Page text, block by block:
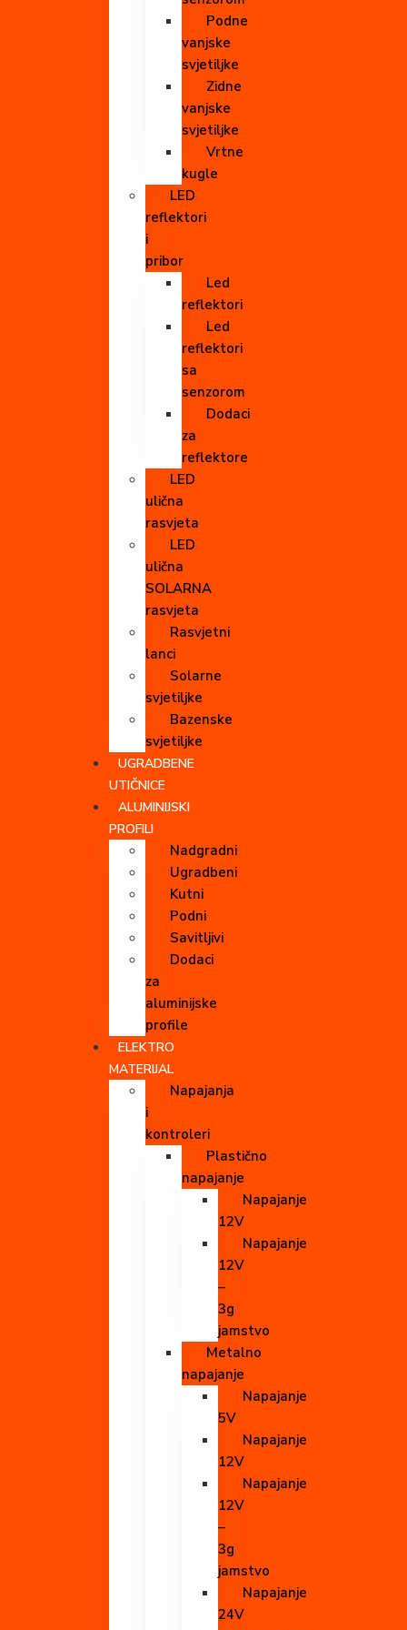
Podne
vanjske
svjetiljke
Zidne
vanjske
svjetiljke
Vrtne
kugle
LED
reflektori
i
pribor
Led
reflektori
Led
reflektori
sa
senzorom
Dodaci
za
reflektore
LED
ulična
rasvjeta
LED
ulična
SOLARNA
rasvjeta
Rasvjetni
lanci
Solarne
svjetiljke
Bazenske
svjetiljke
UGRADBENE
UTIČNICE
ALUMINIJSKI
PROFILI
Nadgradni
Ugradbeni
Kutni
Podni
Savitljivi
Dodaci
za
aluminijske
profile
ELEKTRO
MATERIJAL
Napajanja
i
kontroleri
Plastično
napajanje
Napajanje
12V
Napajanje
12V
–
3g
jamstvo
Metalno
napajanje
Napajanje
5V
Napajanje
12V
Napajanje
12V
–
3g
jamstvo
Napajanje
24V